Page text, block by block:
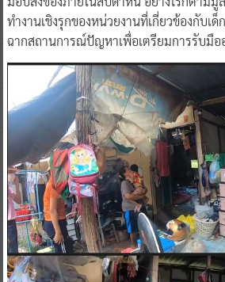
ทำงานเชิงรุกของหน่วยงานที่เกี่ยวข้องกับเ
ฉากสถานการณ์ปัญหาเพื่อเตรียมการรับมือ